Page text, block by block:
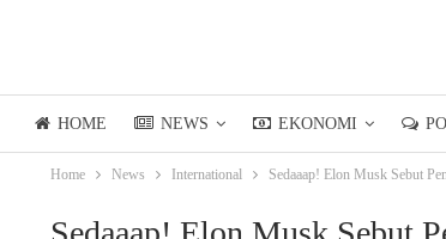
HOME NEWS EKONOMI
LIFESTYLE ASIANPOSTTV
Home News International Sedaaap! Elon Musk Sebut